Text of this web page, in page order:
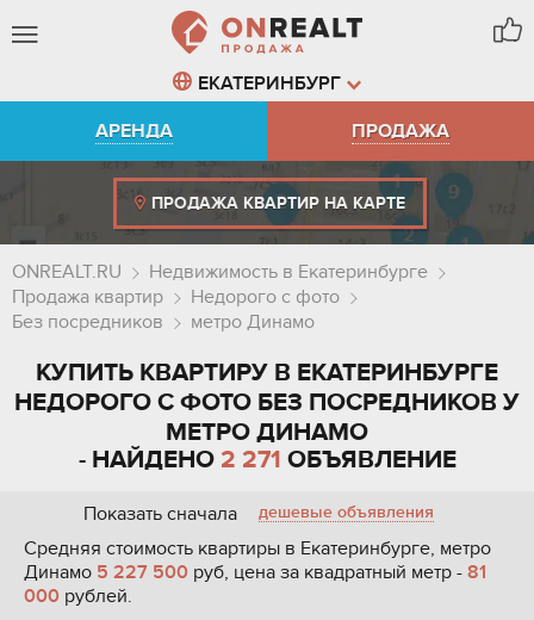
ЕКАТЕРИНБУРГ
АРЕНДА
ПРОДАЖА
ПРОДАЖА КВАРТИР НА КАРТЕ
ONREALT.RU
Недвижимость в Екатеринбурге
Продажа квартир
Недорого с фото
Без посредников
метро Динамо
КУПИТЬ КВАРТИРУ В ЕКАТЕРИНБУРГЕ
НЕДОРОГО С ФОТО БЕЗ ПОСРЕДНИКОВ У
МЕТРО ДИНАМО
- НАЙДЕНО 2 271 ОБЪЯВЛЕНИЕ
Показать сначала дешевые объявления
Средняя стоимость квартиры в Екатеринбурге, метро
Динамо 5 227 500 руб, цена за квадратный метр - 81
000 рублей.